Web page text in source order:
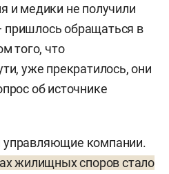
и медики не получили
обращаться в
того, что
уже прекратилось, они
об источнике
компании.
жилищных споров стало